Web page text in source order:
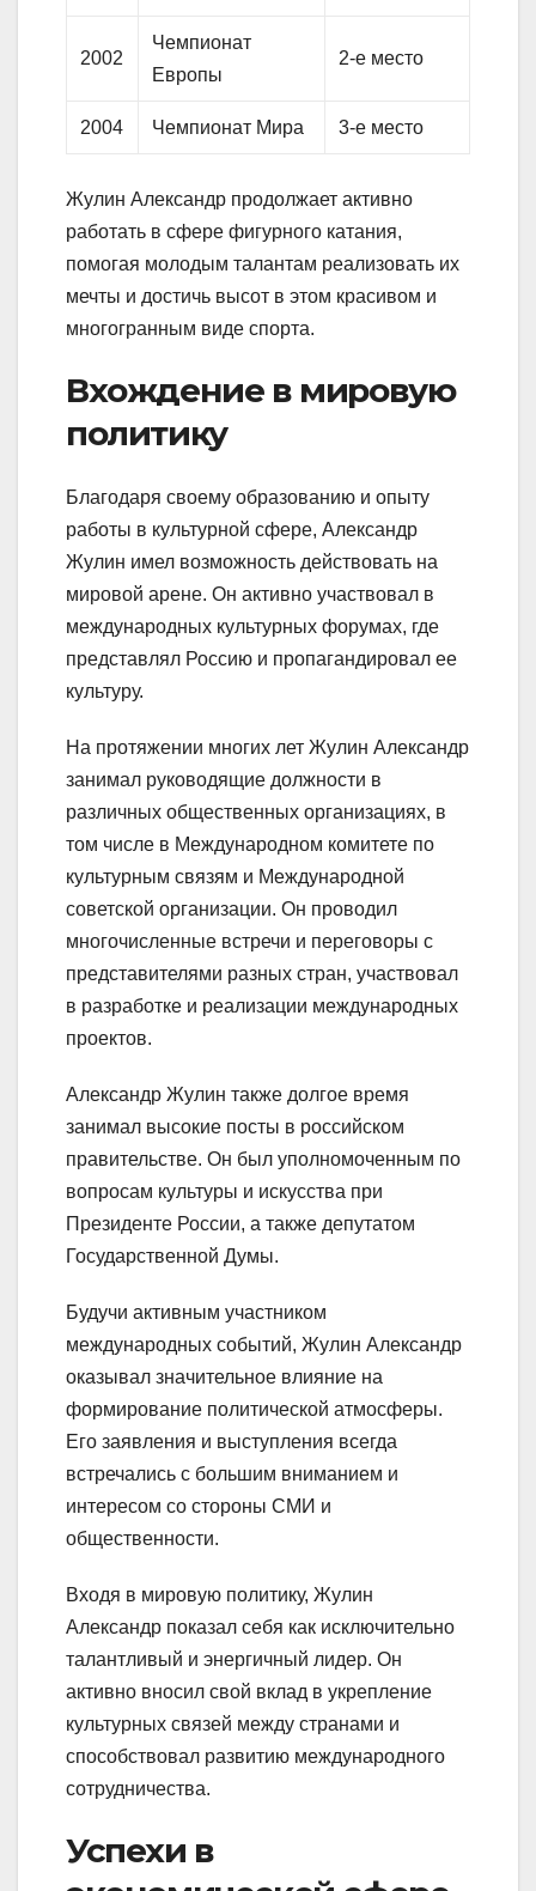
2002
Чемпионат
Европы
2-е место
2004 Чемпионат Мира 3-е место
Жулин Александр продолжает активно
работать в сфере фигурного катания,
помогая молодым талантам реализовать их
мечты и достичь высот в этом красивом и
многогранным виде спорта.
Вхождение в мировую
политику
Благодаря своему образованию и опыту
работы в культурной сфере, Александр
Жулин имел возможность действовать на
мировой арене. Он активно участвовал в
международных культурных форумах, где
представлял Россию и пропагандировал ее
культуру.
На протяжении многих лет Жулин Александр
занимал руководящие должности в
различных общественных организациях, в
том числе в Международном комитете по
культурным связям и Международной
советской организации. Он проводил
многочисленные встречи и переговоры с
представителями разных стран, участвовал
в разработке и реализации международных
проектов.
Александр Жулин также долгое время
занимал высокие посты в российском
правительстве. Он был уполномоченным по
вопросам культуры и искусства при
Президенте России, а также депутатом
Государственной Думы.
Будучи активным участником
международных событий, Жулин Александр
оказывал значительное влияние на
формирование политической атмосферы.
Его заявления и выступления всегда
встречались с большим вниманием и
интересом со стороны СМИ и
общественности.
Входя в мировую политику, Жулин
Александр показал себя как исключительно
талантливый и энергичный лидер. Он
активно вносил свой вклад в укрепление
культурных связей между странами и
способствовал развитию международного
сотрудничества.
Успехи в